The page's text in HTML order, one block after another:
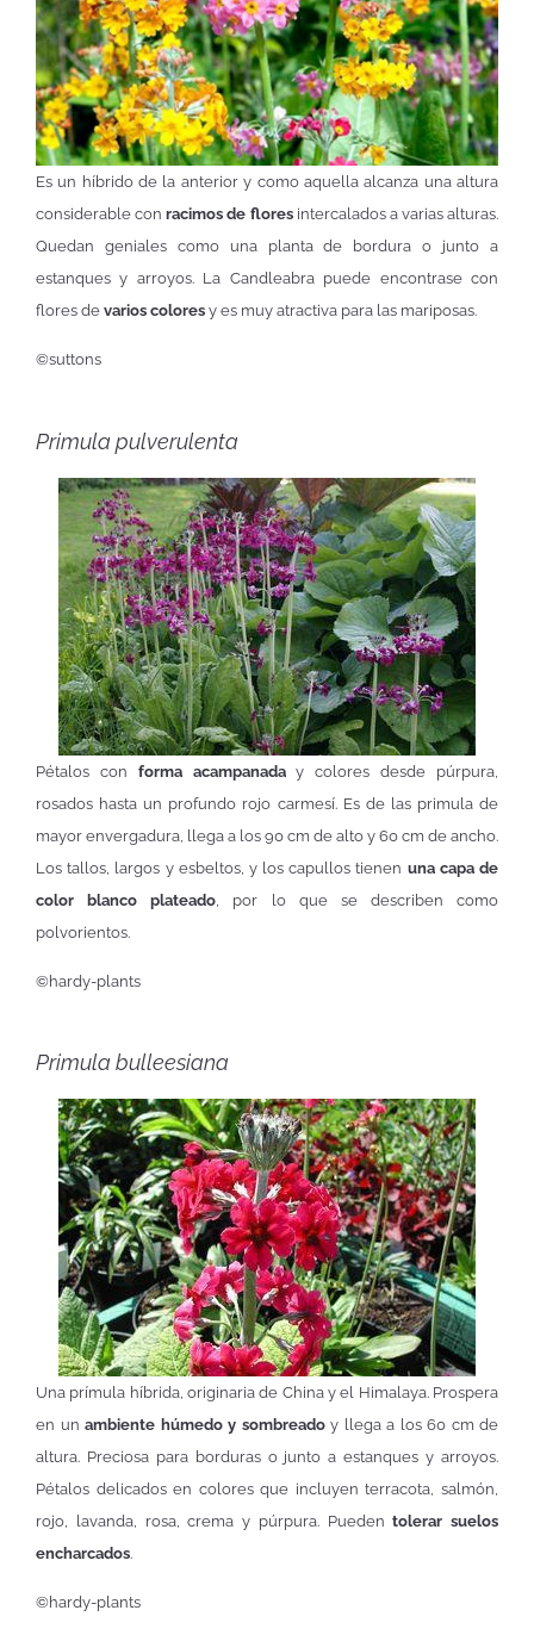
Es un híbrido de la anterior y como aquella alcanza una altura
considerable conracimos de floresintercalados a varias alturas.
Quedan geniales como una planta de bordura o junto a
estanques y arroyos. La Candleabra puede encontrase con
flores de varios colores y es muy atractiva para las mariposas.
©suttons
Primula pulverulenta
Pétalos con forma acampanaday colores desde púrpura,
rosados hasta un profundo rojo carmesí. Es de las primula de
mayor envergadura, llega a los 90 cm de alto y 60 cm de ancho.
Los tallos, largos y esbeltos, y los capullos tienen una capa de
color blanco plateado , por lo que se describen como
polvorientos.
©hardy-plants
Primula bulleesiana
Una prímula híbrida, originaria de China y el Himalaya. Prospera
en un ambiente húmedo y sombreadoy llega a los 60 cm de
altura. Preciosa para borduras o junto a estanques y arroyos.
Pétalos delicados en colores que incluyen terracota, salmón,
rojo, lavanda, rosa, crema y púrpura. Puedentolerar suelos
encharcados.
©hardy-plants